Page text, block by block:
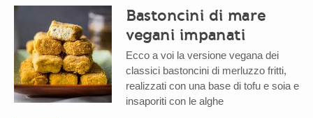
Bastoncini di mare
vegani impanati
Ecco a voi la versione vegana dei
classici bastoncini di merluzzo fritti,
realizzati con una base di tofu e soia e
insaporiti con le alghe